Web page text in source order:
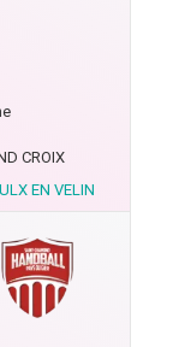
CROIX
EN VELIN